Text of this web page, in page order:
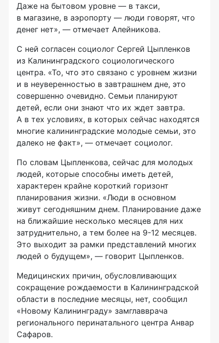
Даже на бытовом уровне — в такси,
в магазине, в аэропорту — люди говорят, что
денег нет», — отмечает Алейникова.
С ней согласен социолог Сергей Цыпленков
из Калининградского социологического
центра. «То, что это связано с уровнем жизни
и в неуверенностью в завтрашнем дне, это
совершенно очевидно. Семьи планируют
детей, если они знают что их ждет завтра.
А в тех условиях, в которых сейчас находятся
многие калининградские молодые семьи, это
далеко не факт», — отмечает социолог.
По словам Цыпленкова, сейчас для молодых
людей, которые способны иметь детей,
характерен крайне короткий горизонт
планирования жизни. «Люди в основном
живут сегодняшним днем. Планирование даже
на ближайшие несколько месяцев для них
затруднительно, а тем более на 9-12 месяцев.
Это выходит за рамки представлений многих
людей о будущем», — говорит Цыпленков.
Медицинских причин, обусловливающих
сокращение рождаемости в Калининградской
области в последние месяцы, нет, сообщил
«Новому Калининграду» замглавврача
регионального перинатального центра Анвар
Сафаров.